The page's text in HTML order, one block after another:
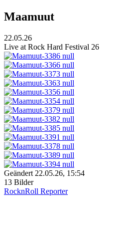
Maamuut
22.05.26
Live at Rock Hard Festival 26
Geändert 22.05.26, 15:54
13 Bilder
RocknRoll Reporter